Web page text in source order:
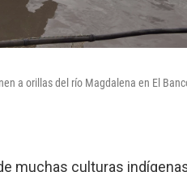
a orillas del río Magdalena en El
muchas culturas